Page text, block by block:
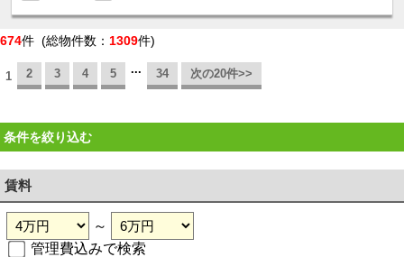
674件 (総物件数： 1309件)
1 2 3 4 5 ... 34 次の20件>>
条件を絞り込む
賃料
～
管理費込みで検索